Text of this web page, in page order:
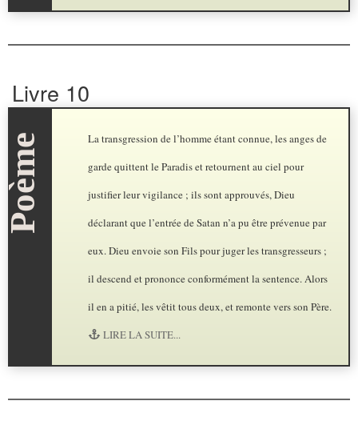
Livre 10
La transgression de l’homme étant connue, les anges de
garde quittent le Paradis et retournent au ciel pour
justifier leur vigilance ; ils sont approuvés, Dieu
déclarant que l’entrée de Satan n’a pu être prévenue par
eux. Dieu envoie son Fils pour juger les transgresseurs ;
il descend et prononce conformément la sentence. Alors
il en a pitié, les vêtit tous deux, et remonte vers son Père.
LIRE LA SUITE...